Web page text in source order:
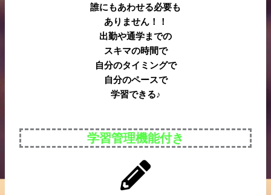
誰にもあわせる必要も
ありません！！
出勤や通学までの
スキマの時間で
自分のタイミングで
自分のペースで
学習できる♪
学習管理機能付き